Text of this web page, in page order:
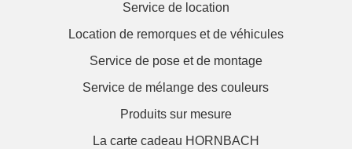
Service de location
Location de remorques et de véhicules
Service de pose et de montage
Service de mélange des couleurs
Produits sur mesure
La carte cadeau HORNBACH